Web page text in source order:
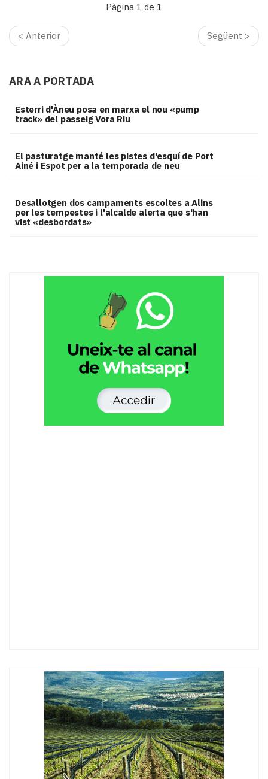
Pàgina 1 de 1
< Anterior Següent >
ARA A PORTADA
Esterri d'Àneu posa en marxa el nou «pump
track» del passeig Vora Riu
El pasturatge manté les pistes d'esquí de Port
Ainé i Espot per a la temporada de neu
​Desallotgen dos campaments escoltes a Alins
per les tempestes i l'alcalde alerta que s'han
vist «desbordats»